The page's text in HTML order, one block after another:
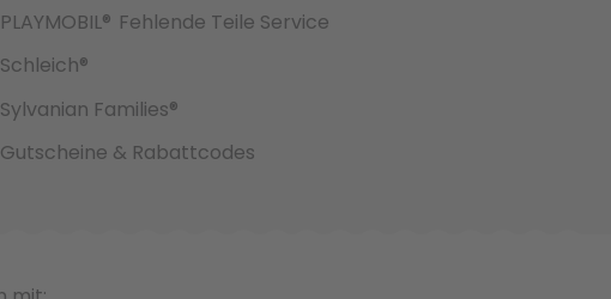
PLAYMOBIL® Fehlende Teile Service
Schleich®
Sylvanian Families®
Gutscheine & Rabattcodes